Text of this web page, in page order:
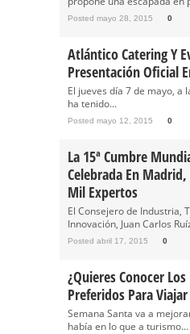
Posted mayo 28, 2015 0
Atlántico Catering Y
Presentación Oficial
El jueves día 7 de mayo, a
ha tenido...
Posted mayo 12, 2015 0
La 15ª Cumbre
Celebrada En
Mil Expertos
El Consejero de Industria,
Innovación, Juan Carlos
Posted abril 17, 2015 0
¿Quieres Conocer
Preferidos Para
Semana Santa va a
había en lo que a turismo...